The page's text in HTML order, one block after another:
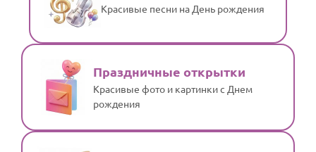
Красивые песни на День рождения
Праздничные открытки
Красивые фото и картинки с Днем
рождения